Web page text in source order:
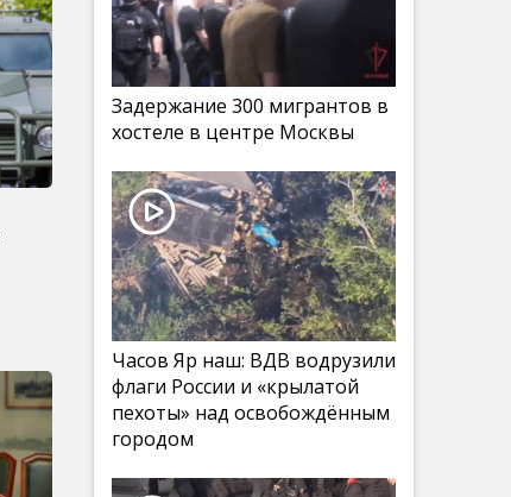
Задержание 300 мигрантов в
хостеле в центре Москвы
Часов Яр наш: ВДВ водрузили
флаги России и «крылатой
пехоты» над освобождённым
городом